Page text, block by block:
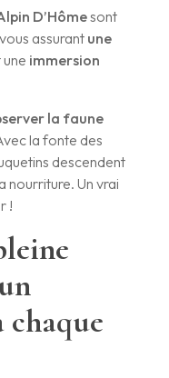
D’Hômesont
assurant une
immersion
la faune
la fonte des
descendent
nourriture. Un vrai
!
chaque